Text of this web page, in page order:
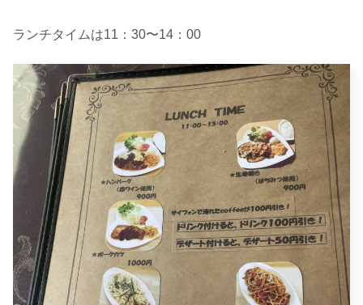
ランチタイムは11：30〜14：00